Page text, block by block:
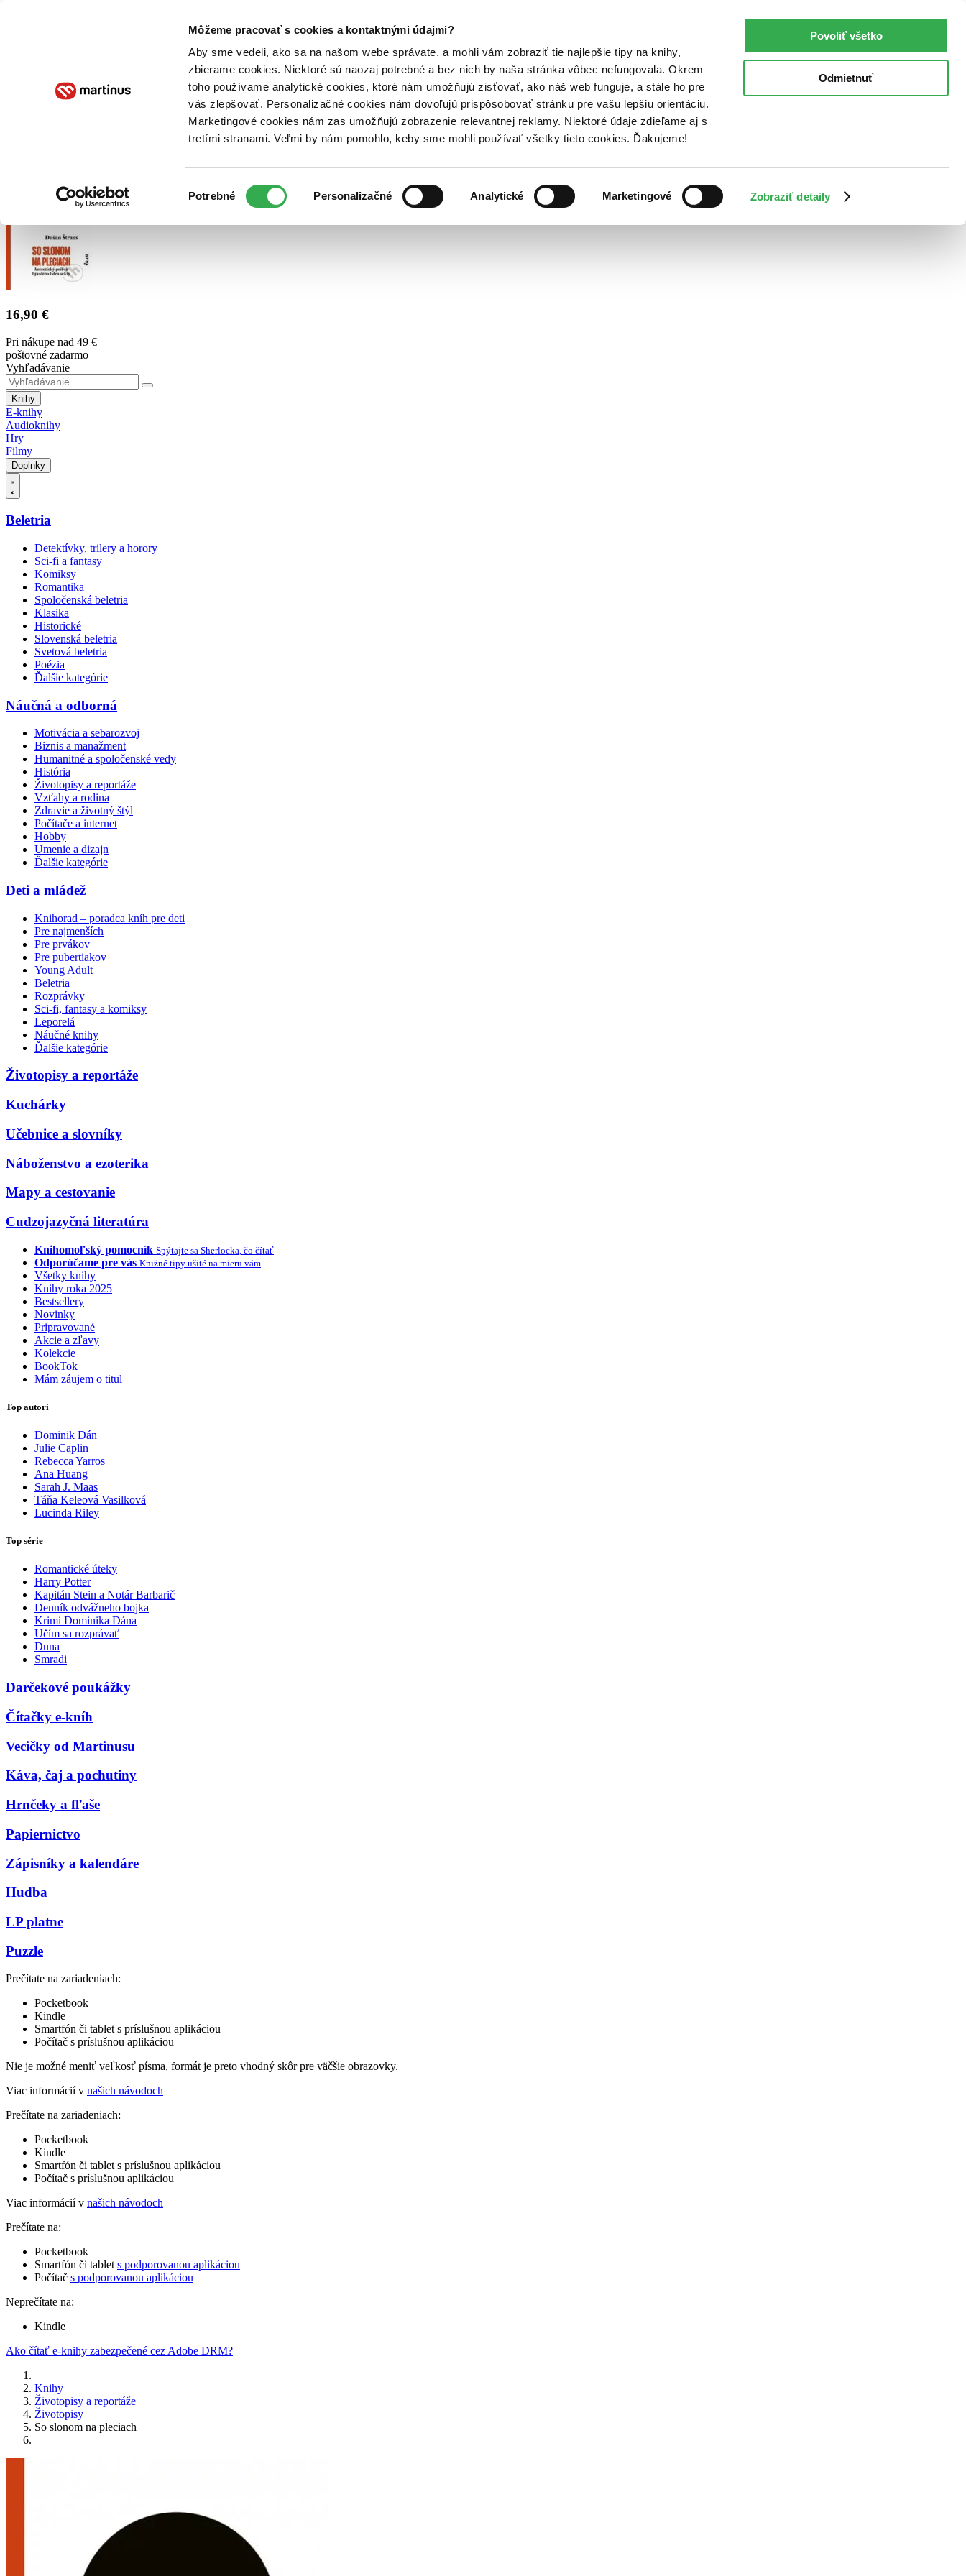
Môžeme pracovať s cookies a kontaktnými údajmi?
Aby sme vedeli, ako sa na našom webe správate, a mohli vám zobraziť tie najlepšie tipy na knihy,
zbierame cookies. Niektoré sú naozaj potrebné a bez nich by naša stránka vôbec nefungovala. Okrem
toho používame analytické cookies, ktoré nám umožňujú zisťovať, ako náš web funguje, a stále ho pre
vás zlepšovať. Personalizačné cookies nám dovoľujú prispôsobovať stránku pre vašu lepšiu orientáciu.
Marketingové cookies nám zas umožňujú zobrazenie relevantnej reklamy. Niektoré údaje zdieľame aj s
tretími stranami. Veľmi by nám pomohlo, keby sme mohli používať všetky tieto cookies. Ďakujeme!
súhlasu
Potrebné Personalizačné Analytické Marketingové Zobraziť detaily
Povoliť všetko
Odmietnuť
Poukážky Kontakt
16,90 €
Pri nákupe nad 49 €
poštovné zadarmo
Vyhľadávanie
Knihy
E-knihy
Audioknihy
Hry
Filmy
Doplnky
Beletria
Detektívky, trilery a horory
Sci-fi a fantasy
Komiksy
Romantika
Spoločenská beletria
Klasika
Historické
Slovenská beletria
Svetová beletria
Poézia
Ďalšie kategórie
Náučná a odborná
Motivácia a sebarozvoj
Biznis a manažment
Humanitné a spoločenské vedy
História
Životopisy a reportáže
Vzťahy a rodina
Zdravie a životný štýl
Počítače a internet
Hobby
Umenie a dizajn
Ďalšie kategórie
Deti a mládež
Knihorad – poradca kníh pre deti
Pre najmenších
Pre prvákov
Pre pubertiakov
Young Adult
Beletria
Rozprávky
Sci-fi, fantasy a komiksy
Leporelá
Náučné knihy
Ďalšie kategórie
Životopisy a reportáže
Kuchárky
Učebnice a slovníky
Náboženstvo a ezoterika
Mapy a cestovanie
Cudzojazyčná literatúra
Knihomoľský pomocník Spýtajte sa Sherlocka, čo čítať
Odporúčame pre vás Knižné tipy ušité na mieru vám
Všetky knihy
Knihy roka 2025
Bestsellery
Novinky
Pripravované
Akcie a zľavy
Kolekcie
BookTok
Mám záujem o titul
Top autori
Dominik Dán
Julie Caplin
Rebecca Yarros
Ana Huang
Sarah J. Maas
Táňa Keleová Vasilková
Lucinda Riley
Top série
Romantické úteky
Harry Potter
Kapitán Stein a Notár Barbarič
Denník odvážneho bojka
Krimi Dominika Dána
Učím sa rozprávať
Duna
Smradi
Darčekové poukážky
Čítačky e-kníh
Vecičky od Martinusu
Káva, čaj a pochutiny
Hrnčeky a fľaše
Papiernictvo
Zápisníky a kalendáre
Hudba
LP platne
Puzzle
Prečítate na zariadeniach:
Pocketbook
Kindle
Smartfón či tablet s príslušnou aplikáciou
Počítač s príslušnou aplikáciou
Nie je možné meniť veľkosť písma, formát je preto vhodný skôr pre väčšie obrazovky.
Viac informácií v našich návodoch
Prečítate na zariadeniach:
Pocketbook
Kindle
Smartfón či tablet s príslušnou aplikáciou
Počítač s príslušnou aplikáciou
Viac informácií v našich návodoch
Prečítate na:
Pocketbook
Smartfón či tablet s podporovanou aplikáciou
Počítač s podporovanou aplikáciou
Neprečítate na:
Kindle
Ako čítať e-knihy zabezpečené cez Adobe DRM?
Knihy
Životopisy a reportáže
Životopisy
So slonom na pleciach